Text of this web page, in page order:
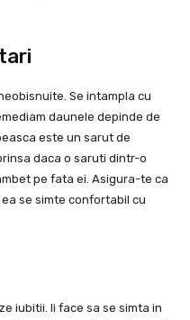
Se intampla cu
daunele depinde de
este un sarut de
daca o saruti dintr-o
pe fata ei. Asigura-te ca
se simte confortabil cu
iubitii. Ii face sa se simta in